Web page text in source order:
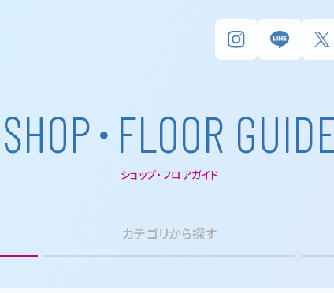
SHOP･ FL OOR GUID
ショップ・フロアガイド
カテゴリから探す